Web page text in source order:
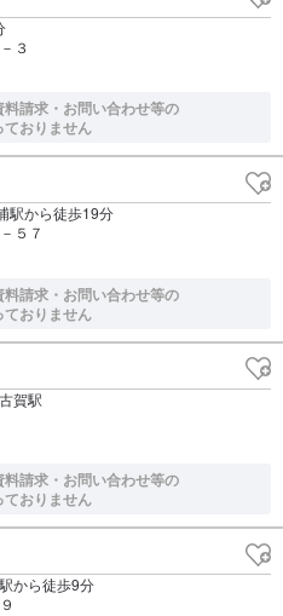
－３
請求・お問い合わせ等の
おりません
駅から徒歩19分
５７
請求・お問い合わせ等の
おりません
賀駅
請求・お問い合わせ等の
おりません
から徒歩9分
９